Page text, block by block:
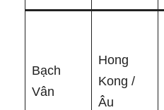
Bạch
Vân
Hong
Kong /
Âu